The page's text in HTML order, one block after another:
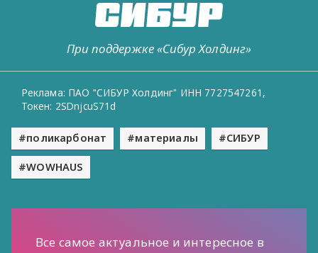
При поддержке «Сибур Холдинг»
Реклама: ПАО "СИБУР Холдинг" ИНН 7727547261,
Токен: 2SDnjcuS71d
поликарбонат материалы СИБУР
WOWHAUS
Все самое актуальное и интересное в